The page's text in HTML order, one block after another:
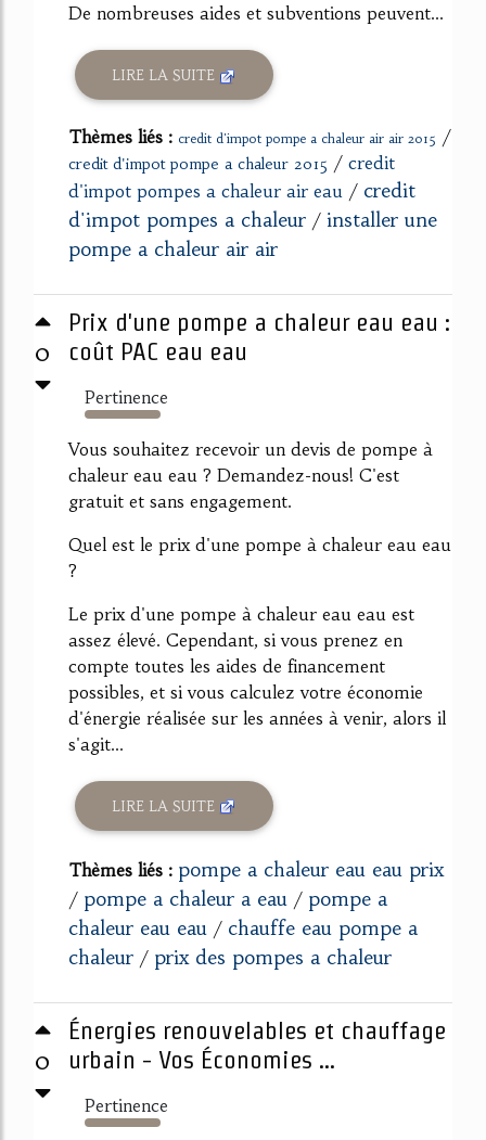
De nombreuses aides et subventions peuvent...
LIRE LA SUITE
Thèmes liés : credit d'impot pompe a chaleur air air 2015 /
credit d'impot pompe a chaleur 2015 / credit
d'impot pompes a chaleur air eau / credit
d'impot pompes a chaleur / installer une
pompe a chaleur air air
0
Prix d'une pompe a chaleur eau eau :
coût PAC eau eau
Pertinence
299%
Vous souhaitez recevoir un devis de pompe à
chaleur eau eau ? Demandez-nous! C'est
gratuit et sans engagement.
Quel est le prix d'une pompe à chaleur eau eau
?
Le prix d'une pompe à chaleur eau eau est
assez élevé. Cependant, si vous prenez en
compte toutes les aides de financement
possibles, et si vous calculez votre économie
d'énergie réalisée sur les années à venir, alors il
s'agit...
LIRE LA SUITE
Thèmes liés : pompe a chaleur eau eau prix
/ pompe a chaleur a eau / pompe a
chaleur eau eau / chauffe eau pompe a
chaleur / prix des pompes a chaleur
0
Énergies renouvelables et chauffage
urbain - Vos Économies ...
Pertinence
215%